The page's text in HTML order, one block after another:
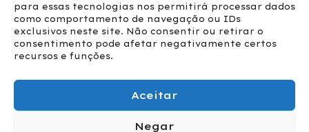
para essas tecnologias nos permitirá processar dados
como comportamento de navegação ou IDs
exclusivos neste site. Não consentir ou retirar o
consentimento pode afetar negativamente certos
recursos e funções.
Aceitar
Negar